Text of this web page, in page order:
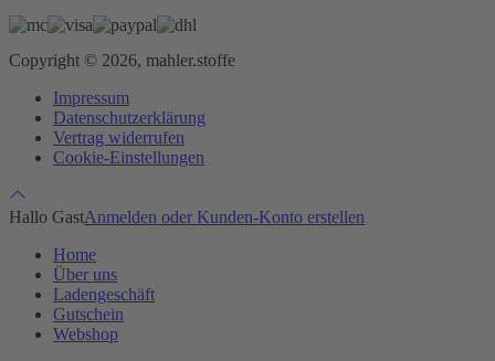
Copyright © 2026, mahler.stoffe
Impressum
Datenschutzerklärung
Vertrag widerrufen
Cookie-Einstellungen
Hallo GastAnmelden oder Kunden-Konto erstellen
Home
Über uns
Ladengeschäft
Gutschein
Webshop